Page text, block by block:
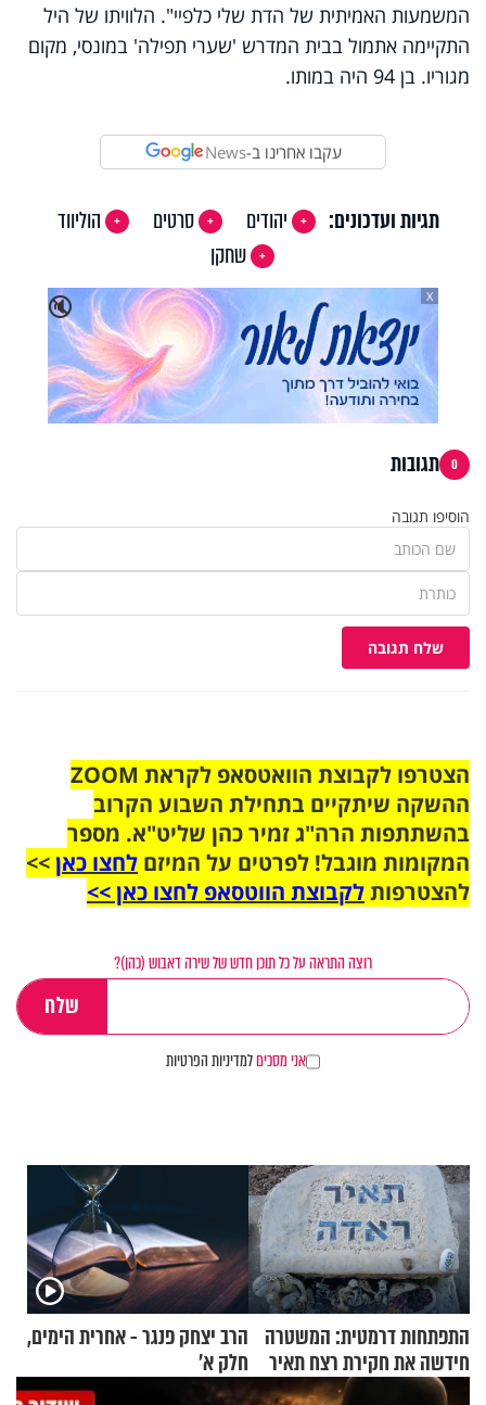
המשמעות האמיתית של הדת שלי כלפיי". הלוויתו של היל
התקיימה אתמול בבית המדרש 'שערי תפילה' במונסי, מקום
מגוריו. בן 94 היה במותו.
עקבו אחרינו ב-News
תגיות ועדכונים: יהודים סרטים
הוליווד
שחקן
🔇
X
0 תגובות
הוסיפו תגובה
שלח תגובה
הצטרפו לקבוצת הוואטסאפ לקראת ZOOM
ההשקה שיתקיים בתחילת השבוע הקרוב
בהשתתפות הרה"ג זמיר כהן שליט"א. מספר
המקומות מוגבל! לפרטים על המיזם לחצו כאן>>
להצטרפותלקבוצת הווטסאפ לחצו כאן >>
רוצה התראה על כל תוכן חדש של שירה דאבוש (כהן)?
אני מסכיםלמדיניות הפרטיות
התפתחות דרמטית: המשטרה
חידשה את חקירת רצח תאיר
ראדה
הרב יצחק פנגר - אחרית הימים,
חלק א’